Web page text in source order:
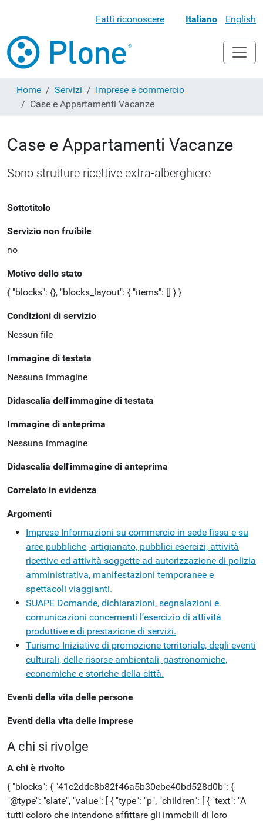
Fatti riconoscere Italiano English
Home Servizi
Imprese e commercio
Case e Appartamenti Vacanze
Case e Appartamenti Vacanze
Sono strutture ricettive extra-alberghiere
Sottotitolo
Servizio non fruibile
no
Motivo dello stato
{ "blocks": {}, "blocks_layout": { "items": [] } }
Condizioni di servizio
Nessun file
Immagine di testata
Nessuna immagine
Didascalia dell'immagine di testata
Immagine di anteprima
Nessuna immagine
Didascalia dell'immagine di anteprima
Correlato in evidenza
Argomenti
Imprese Informazioni su commercio in sede fissa e su
aree pubbliche, artigianato, pubblici esercizi, attività
ricettive ed attività soggette ad autorizzazione di polizia
amministrativa, manifestazioni temporanee e
spettacoli viaggianti.
SUAPE Domande, dichiarazioni, segnalazioni e
comunicazioni concernenti l’esercizio di attività
produttive e di prestazione di servizi.
Turismo Iniziative di promozione territoriale, degli eventi
culturali, delle risorse ambientali, gastronomiche,
economiche e storiche della città.
Eventi della vita delle persone
Eventi della vita delle imprese
A chi si rivolge
A chi è rivolto
{ "blocks": { "41c2ddc8b82f46a5b30ebe40bd528d0b": {
"@type": "slate", "value": [ { "type": "p", "children": [ { "text": "A
tutti coloro che intendono affittare gli immobili di loro